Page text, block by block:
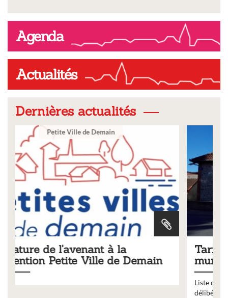
Agenda
Actualités
Dernières actualités
Tarifs 2026 des services
municipaux
délibération du conseil municipal du 19 décembre 2025